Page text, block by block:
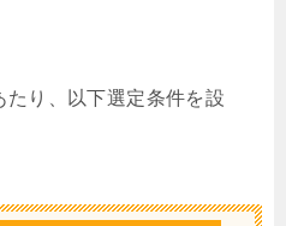
り、以下選定条件を設